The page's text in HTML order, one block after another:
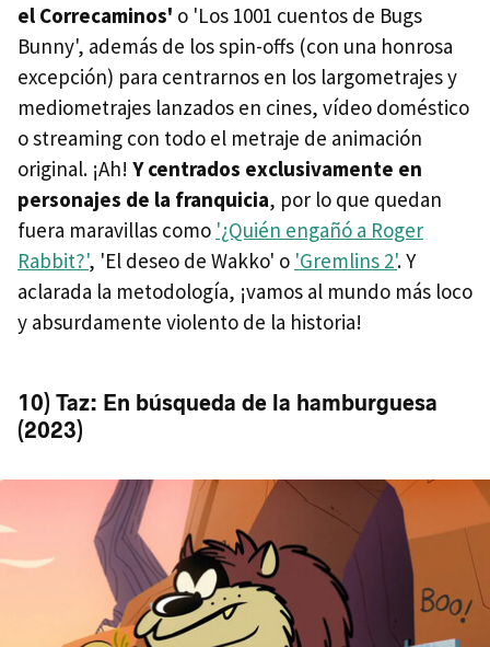
el Correcaminos' o 'Los 1001 cuentos de Bugs
Bunny', además de los spin-offs (con una honrosa
excepción) para centrarnos en los largometrajes y
mediometrajes lanzados en cines, vídeo doméstico
o streaming con todo el metraje de animación
original. ¡Ah! Y centrados exclusivamente en
personajes de la franquicia, por lo que quedan
fuera maravillas como '¿Quién engañó a Roger
Rabbit?', 'El deseo de Wakko' o 'Gremlins 2'. Y
aclarada la metodología, ¡vamos al mundo más loco
y absurdamente violento de la historia!
10) Taz: En búsqueda de la hamburguesa
(2023)